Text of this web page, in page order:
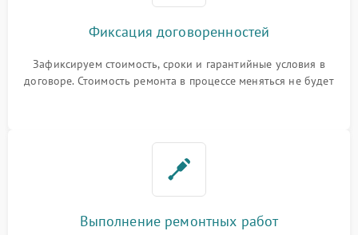
Фиксация договоренностей
Зафиксируем стоимость, сроки и гарантийные условия в
договоре. Стоимость ремонта в процессе меняться не будет
Выполнение ремонтных работ